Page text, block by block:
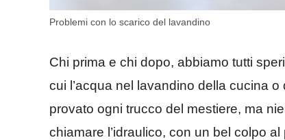
Problemi con lo scarico del lavandino
Chi prima e chi dopo, abbiamo tutti
cui l’acqua nel lavandino della cucina
provato ogni trucco del mestiere, ma
chiamare l’idraulico, con un bel colpo